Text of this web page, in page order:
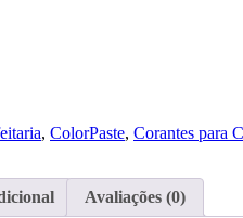
, ColorPaste, Corantes para
Avaliações (0)